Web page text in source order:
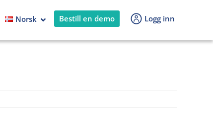
Norsk Bestill en demo Logg inn